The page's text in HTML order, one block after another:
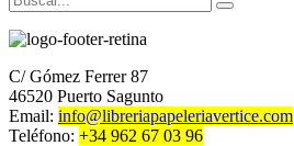
Buscar
C/ Gómez Ferrer 87
46520 Puerto Sagunto
Email: info@libreriapapeleriavertice.com
Teléfono: +34 962 67 03 96